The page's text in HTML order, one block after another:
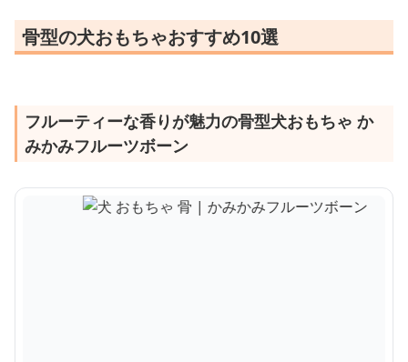
骨型の犬おもちゃおすすめ10選
フルーティーな香りが魅力の骨型犬おもちゃ か
みかみフルーツボーン